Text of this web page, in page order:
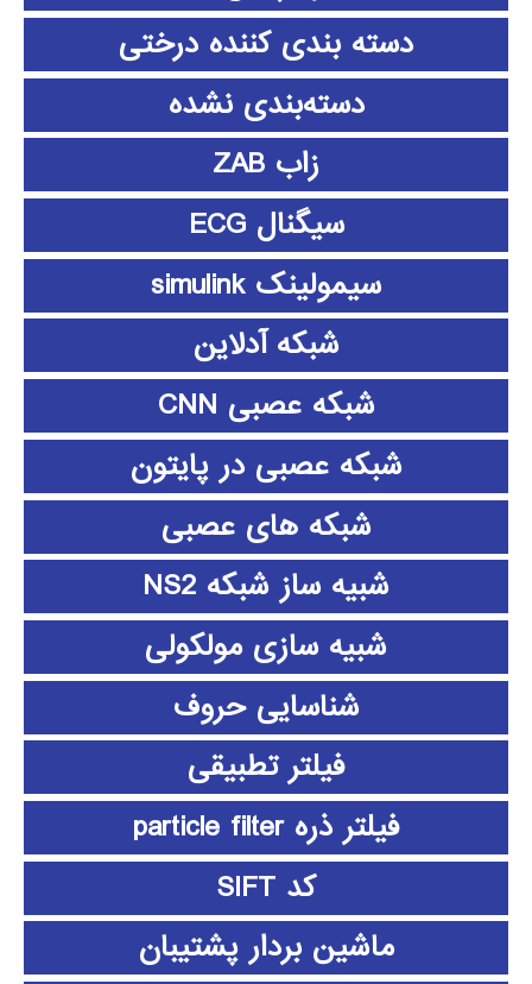
دسته بندی کننده درختی
دسته‌بندی نشده
زاب ZAB
سیگنال ECG
سیمولینک simulink
شبکه آدلاین
شبکه عصبی CNN
شبکه عصبی در پایتون
شبکه های عصبی
شبیه ساز شبکه NS2
شبیه سازی مولکولی
شناسایی حروف
فیلتر تطبیقی
فیلتر ذره particle filter
کد SIFT
ماشین بردار پشتیبان